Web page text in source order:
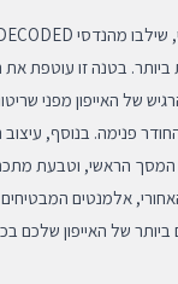
ביותר. בטנה זו עוטפת
של האייפון מפני
פנימה. בנוסף, עיצוב
המסך הראשי, וטבעת
אלמנטים
ביותר של האייפון שלכם